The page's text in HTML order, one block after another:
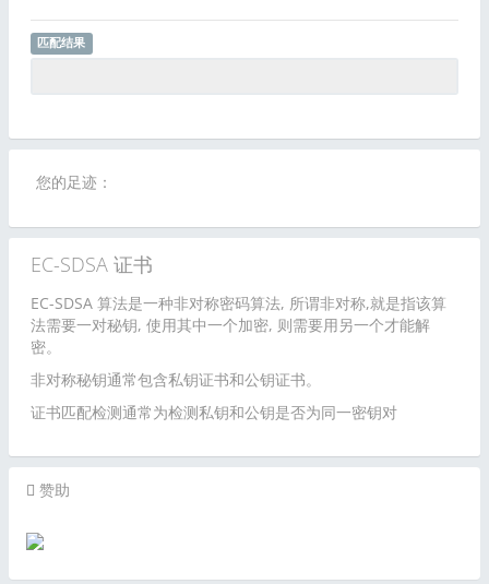
匹配结果
您的足迹：
EC-SDSA 证书
EC-SDSA 算法是一种非对称密码算法, 所谓非对称,就是指该算
法需要一对秘钥, 使用其中一个加密, 则需要用另一个才能解
密。
非对称秘钥通常包含私钥证书和公钥证书。
证书匹配检测通常为检测私钥和公钥是否为同一密钥对
赞助